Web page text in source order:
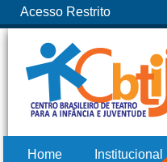
Acesso Restrito
Home Institucional